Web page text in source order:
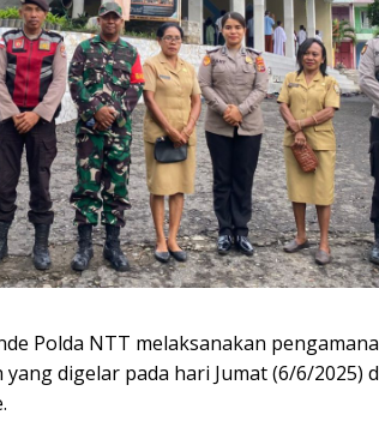
Polda NTT melaksanakan
digelar pada hari Jumat (6/6/2025)